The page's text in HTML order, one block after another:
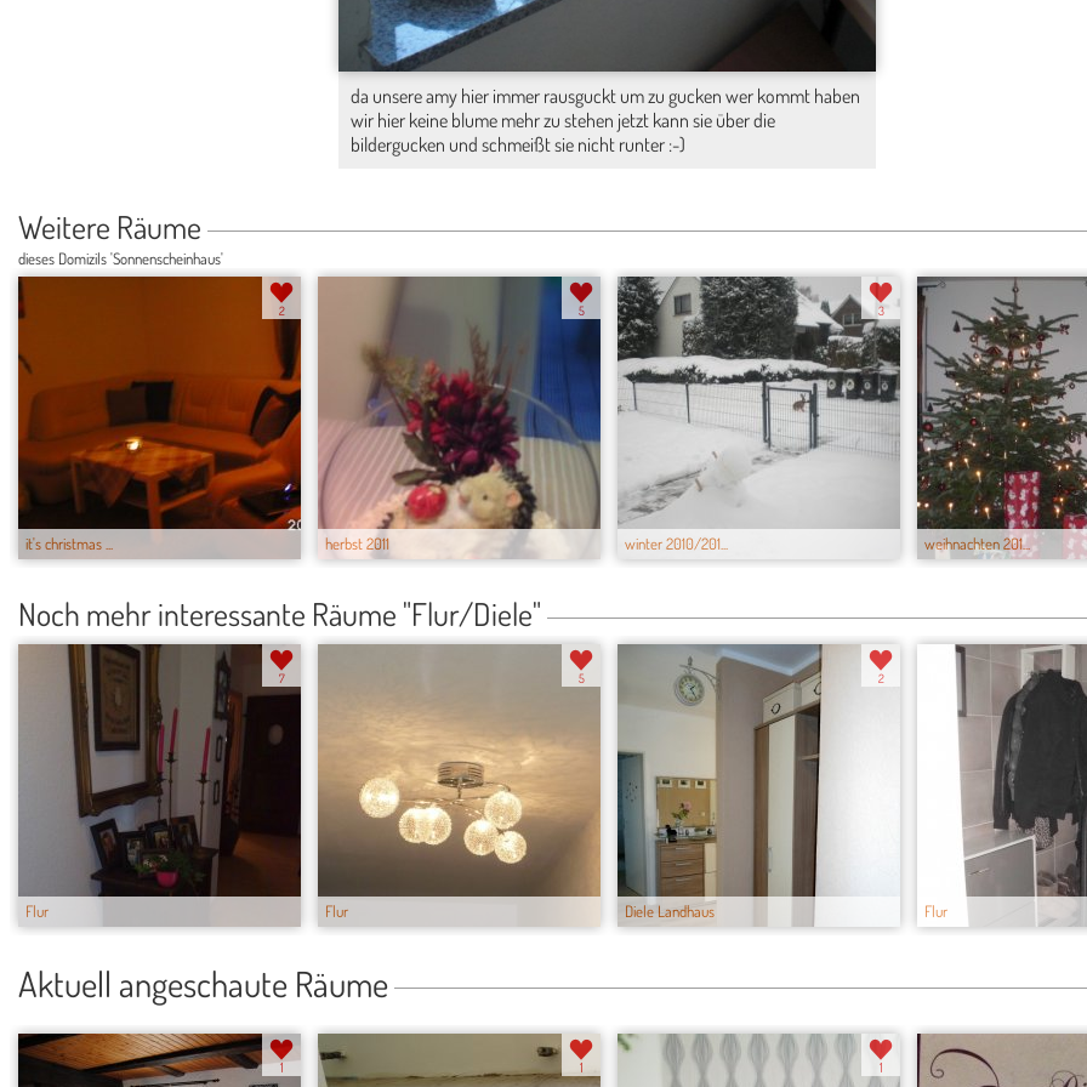
da unsere amy hier immer rausguckt um zu gucken wer kommt haben
wir hier keine blume mehr zu stehen jetzt kann sie über die
bildergucken und schmeißt sie nicht runter :-)
Weitere Räume
dieses Domizils 'Sonnenscheinhaus'
it's christmas ...
2
herbst 2011
5
winter 2010/201...
3
weihnachten 201...
Noch mehr interessante Räume "Flur/Diele"
Flur
7
Flur
5
Diele Landhaus
2
Flur
Aktuell angeschaute Räume
1 1 1